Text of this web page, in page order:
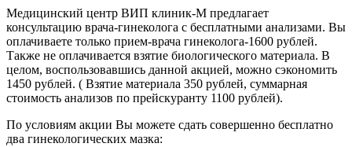
Медицинский центр ВИП клиник-М предлагает
консультацию врача-гинеколога с бесплатными анализами. Вы
оплачиваете только прием-врача гинеколога-1600 рублей.
Также не оплачивается взятие биологического материала. В
целом, воспользовавшись данной акцией, можно сэкономить
1450 рублей. ( Взятие материала 350 рублей, суммарная
стоимость анализов по прейскуранту 1100 рублей).
По условиям акции Вы можете сдать совершенно бесплатно
два гинекологических мазка: